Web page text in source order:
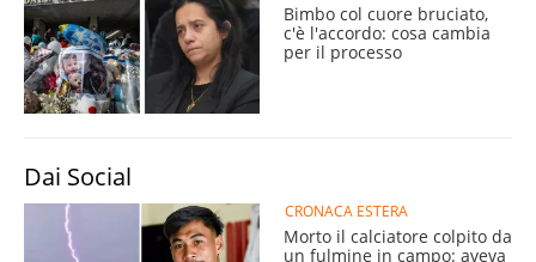
Bimbo col cuore bruciato,
c'è l'accordo: cosa cambia
per il processo
Dai Social
CRONACA ESTERA
Morto il calciatore colpito da
un fulmine in campo: aveva